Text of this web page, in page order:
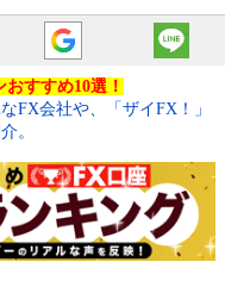
すすめ10選！
FX会社や、「ザイFX！」
。